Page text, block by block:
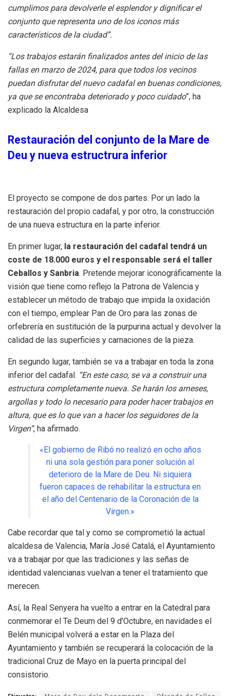
cumplimos para devolverle el esplendor y dignificar el
conjunto que representa uno de los iconos más
característicos de la ciudad”.
“Los trabajos estarán finalizados antes del inicio de las
fallas en marzo de 2024, para que todos los vecinos
puedan disfrutar del nuevo cadafal en buenas condiciones,
ya que se encontraba deteriorado y poco cuidado”, ha
explicado la Alcaldesa
Restauración del conjunto de la Mare de
Deu y nueva estructrura inferior
El proyecto se compone de dos partes. Por un lado la
restauración del propio cadafal, y por otro, la construcción
de una nueva estructura en la parte inferior.
En primer lugar, la restauración del cadafal tendrá un
coste de 18.000 euros y el responsable será el taller
Ceballos y Sanbria. Pretende mejorar iconográficamente la
visión que tiene como reflejo la Patrona de Valencia y
establecer un método de trabajo que impida la oxidación
con el tiempo, emplear Pan de Oro para las zonas de
orfebrería en sustitución de la purpurina actual y devolver la
calidad de las superficies y carnaciones de la pieza.
En segundo lugar, también se va a trabajar en toda la zona
inferior del cadafal. “En este caso, se va a construir una
estructura completamente nueva. Se harán los arneses,
argollas y todo lo necesario para poder hacer trabajos en
altura, que es lo que van a hacer los seguidores de la
Virgen”, ha afirmado.
«El gobierno de Ribó no realizó en ocho años
ni una sola gestión para poner solución al
deterioro de la Mare de Deu. Ni siquiera
fueron capaces de rehabilitar la estructura en
el año del Centenario de la Coronación de la
Virgen.»
Cabe recordar que tal y como se comprometió la actual
alcaldesa de Valencia, María José Catalá, el Ayuntamiento
va a trabajar por que las tradiciones y las señas de
identidad valencianas vuelvan a tener el tratamiento que
merecen.
Así, la Real Senyera ha vuelto a entrar en la Catedral para
conmemorar el Te Deum del 9 d’Octubre, en navidades el
Belén municipal volverá a estar en la Plaza del
Ayuntamiento y también se recuperará la colocación de la
tradicional Cruz de Mayo en la puerta principal del
consistorio.